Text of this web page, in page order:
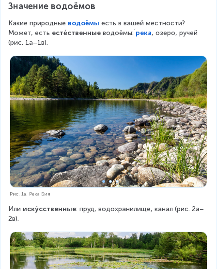
Значение водоёмов
Какие природные водоёмы есть в вашей местности?
Может, есть есте́ственные водоёмы: река́, озеро, ручей
(рис. 1а–1в).
Рис. 1а. Река Бия
Или иску́сственные: пруд, водохранилище, канал (рис. 2а–
2в).